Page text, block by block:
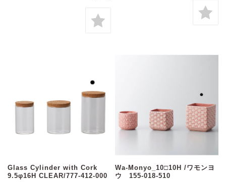
Glass Cylinder with Cork
9.5φ16H CLEAR/777-412-000
Wa-Monyo_10□10H /ワモンヨ
ウ 155-018-510